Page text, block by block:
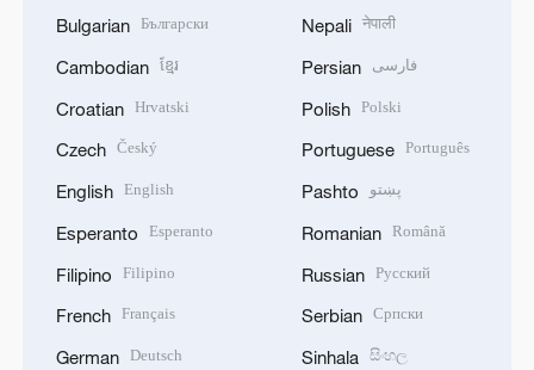
Bulgarian Български
Cambodian ខ្មែរ
Croatian Hrvatski
Czech Český
English English
Esperanto Esperanto
Filipino Filipino
French Français
German Deutsch
Nepali नेपाली
Persian فارسی
Polish Polski
Portuguese Português
Pashto پښتو
Romanian Română
Russian Русский
Serbian Српски
Sinhala සිංහල